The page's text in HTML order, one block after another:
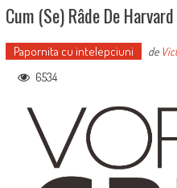
Cum (se) Râde De Harvard
Papornita cu intelepciuni de
6534